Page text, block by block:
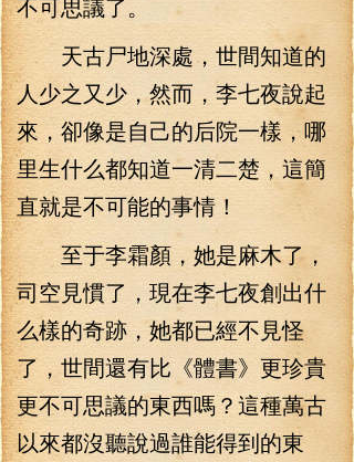
天古尸地深處，世間知道的
人少之又少，然而，李七夜說起
來，卻像是自己的后院一樣，哪
里生什么都知道一清二楚，這簡
直就是不可能的事情！
至于李霜顏，她是麻木了，
司空見慣了，現在李七夜創出什
么樣的奇跡，她都已經不見怪
了，世間還有比《體書》更珍貴
更不可思議的東西嗎？這種萬古
以來都沒聽說過誰能得到的東